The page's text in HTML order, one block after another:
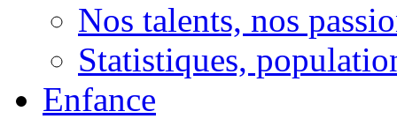
Nos talents, nos
Statistiques,
Enfance